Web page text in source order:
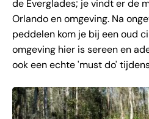
de Everglades; je vindt er de
Orlando en omgeving. Na
peddelen kom je bij een oud
omgeving hier is sereen en
ook een echte 'must do'